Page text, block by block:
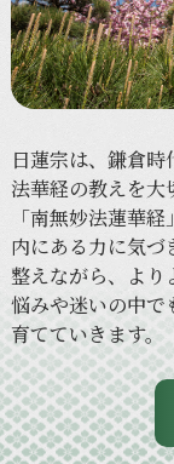
日蓮宗は、 鎌倉時
法華経の教えを大
「南無妙法蓮華経
内にある力に気づ
整えながら、
より
悩みや迷いの中で
育てていきます。